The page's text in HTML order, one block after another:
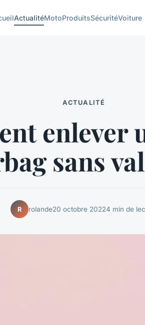
ActualitéMotoProduitsSécuritéVoiture
ACTUALITÉ
enlever
sans
R rolande20 octobre 20224 min de